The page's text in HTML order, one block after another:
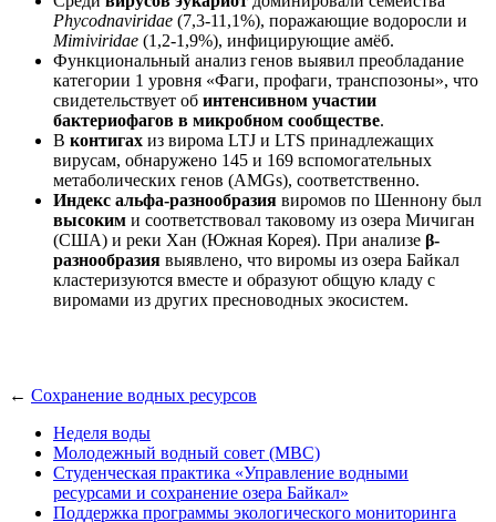
Phycodnaviridae (7,3-11,1%), поражающие водоросли и
Mimiviridae (1,2-1,9%), инфицирующие амёб.
Функциональный анализ генов выявил преобладание
категории 1 уровня «Фаги, профаги, транспозоны», что
свидетельствует об интенсивном участии
бактериофагов в микробном сообществе.
В контигах из вирома LTJ и LTS принадлежащих
вирусам, обнаружено 145 и 169 вспомогательных
метаболических генов (AMGs), соответственно.
Индекс альфа-разнообразия виромов по Шеннону был
высоким и соответствовал таковому из озера Мичиган
(США) и реки Хан (Южная Корея). При анализе β-
разнообразия выявлено, что виромы из озера Байкал
кластеризуются вместе и образуют общую кладу с
виромами из других пресноводных экосистем.
← Сохранение водных ресурсов
Неделя воды
Молодежный водный совет (МВС)
Студенческая практика «Управление водными
ресурсами и сохранение озера Байкал»
Поддержка программы экологического мониторинга